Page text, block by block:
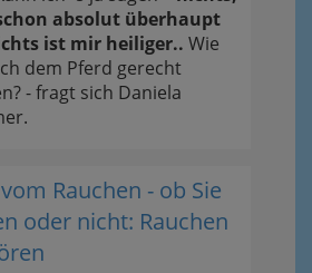
absolut überhaupt
ist mir heiliger.. Wie
dem Pferd gerecht
- fragt sich Daniela
Rauchen - ob Sie
oder nicht: Rauchen